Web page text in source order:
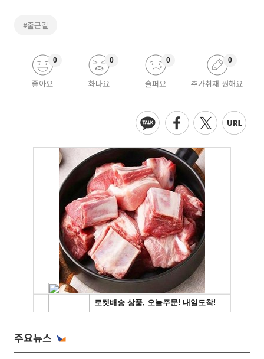
#출근길
좋아요
0
화나요
0
슬퍼요
0
추가취재 원해요
0
주요뉴스